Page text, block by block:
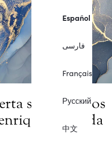
Español
فارسی
Français
Русский
中文
sentimientos
la vida